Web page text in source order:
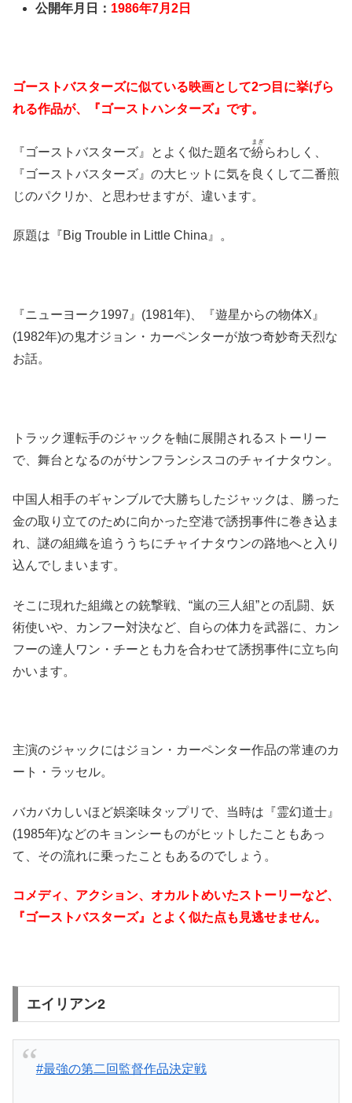
公開年月日： 1986年7月2日
ゴーストバスターズに似ている映画として2つ目に挙げら
れる作品が、『ゴーストハンターズ』です。
『ゴーストバスターズ』とよく似た題名で紛
まぎ
らわしく、
『ゴーストバスターズ』の大ヒットに気を良くして二番煎
じのパクリか、と思わせますが、違います。
原題は『Big Trouble in Little China』。
『ニューヨーク1997』(1981年)、『遊星からの物体X』
(1982年)の鬼才ジョン・カーペンターが放つ奇妙奇天烈な
お話。
トラック運転手のジャックを軸に展開されるストーリー
で、舞台となるのがサンフランシスコのチャイナタウン。
中国人相手のギャンブルで大勝ちしたジャックは、勝った
金の取り立てのために向かった空港で誘拐事件に巻き込ま
れ、謎の組織を追ううちにチャイナタウンの路地へと入り
込んでしまいます。
そこに現れた組織との銃撃戦、“嵐の三人組”との乱闘、妖
術使いや、カンフー対決など、自らの体力を武器に、カン
フーの達人ワン・チーとも力を合わせて誘拐事件に立ち向
かいます。
主演のジャックにはジョン・カーペンター作品の常連のカ
ート・ラッセル。
バカバカしいほど娯楽味タップリで、当時は『霊幻道士』
(1985年)などのキョンシーものがヒットしたこともあっ
て、その流れに乗ったこともあるのでしょう。
コメディ、アクション、オカルトめいたストーリーなど、
『ゴーストバスターズ』とよく似た点も見逃せません。
エイリアン2
#最強の第二回監督作品決定戦